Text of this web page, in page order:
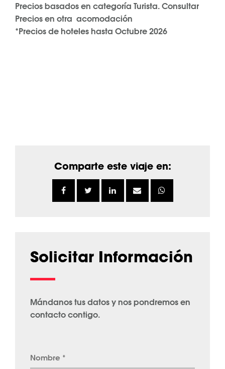
Precios basados en categoría Turista. Consultar
Precios en otra acomodación
*Precios de hoteles hasta Octubre 2026
Comparte este viaje en:
Solicitar Información
Mándanos tus datos y nos pondremos en
contacto contigo.